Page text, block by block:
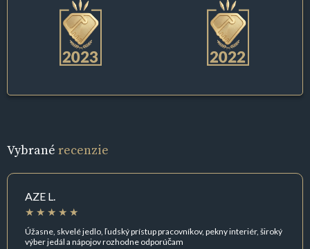
Vybrané recenzie
AZE L.
Úžasne, skvelé jedlo, ľudský prístup pracovníkov, pekny interiér, široký
výber jedál a nápojov rozhodne odporúčam